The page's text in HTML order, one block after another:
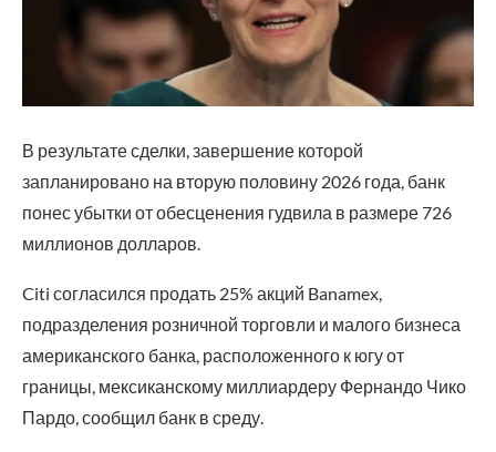
В результате сделки, завершение которой
запланировано на вторую половину 2026 года, банк
понес убытки от обесценения гудвила в размере 726
миллионов долларов.
Citi согласился продать 25% акций Banamex,
подразделения розничной торговли и малого бизнеса
американского банка, расположенного к югу от
границы, мексиканскому миллиардеру Фернандо Чико
Пардо, сообщил банк в среду.